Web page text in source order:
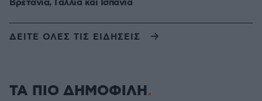
Βρετανία, Γαλλία και Ισπανία
ΔΕΙΤΕ ΟΛΕΣ ΤΙΣ ΕΙΔΗΣΕΙΣ
ΤΑ ΠΙΟ ΔΗΜΟΦΙΛΗ